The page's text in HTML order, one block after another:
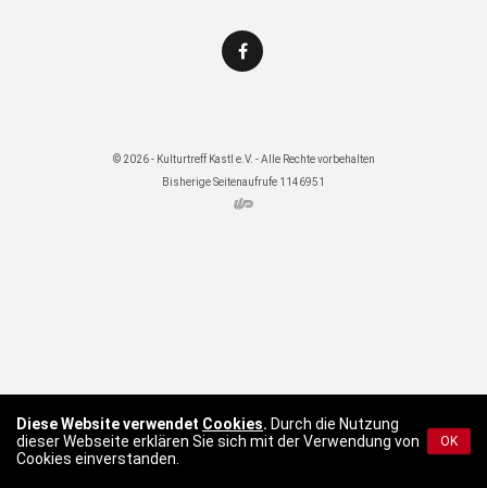
Diese Website verwendet Cookies. Durch die Nutzung
dieser Webseite erklären Sie sich mit der Verwendung von
Cookies einverstanden.
OK
© 2026 - Kulturtreff Kastl e.V. - Alle Rechte vorbehalten
Bisherige Seitenaufrufe 1146951